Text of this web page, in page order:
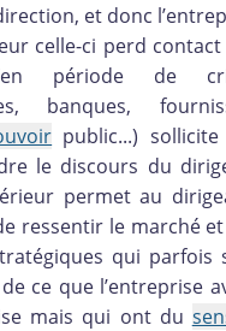
et donc
celle-ci perd contact
période de
banques,
public...)
le discours du
permet au
ressentir le marché
qui parfois
ce que l’entreprise
mais qui ont du